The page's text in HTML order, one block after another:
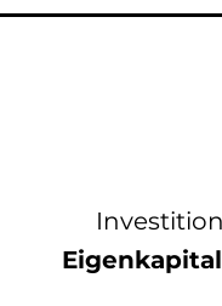
Investition
Eigenkapital